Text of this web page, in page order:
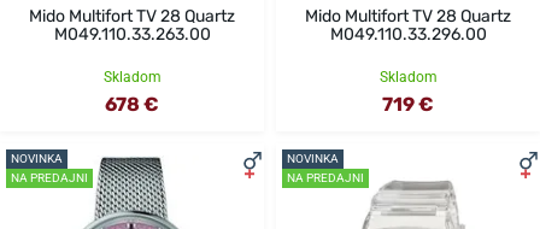
Mido Multifort TV 28 Quartz
M049.110.33.263.00
Skladom
678 €
Mido Multifort TV 28 Quartz
M049.110.33.296.00
Skladom
719 €
NOVINKA
NA PREDAJNI
NOVINKA
NA PREDAJNI